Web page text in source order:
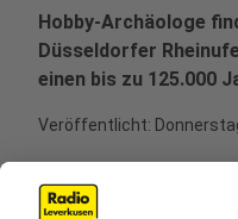
Hobby-Archäologe
Düsseldorfer
einen bis zu 125.000
Veröffentlicht:
Anzeige